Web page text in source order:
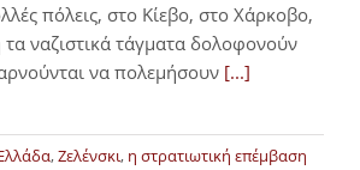
πόλεις, στο Κίεβο, στο Χάρκοβο,
ναζιστικά τάγματα δολοφονούν
να πολεμήσουν [...]
,Ζελένσκι, η στρατιωτική επέμβαση